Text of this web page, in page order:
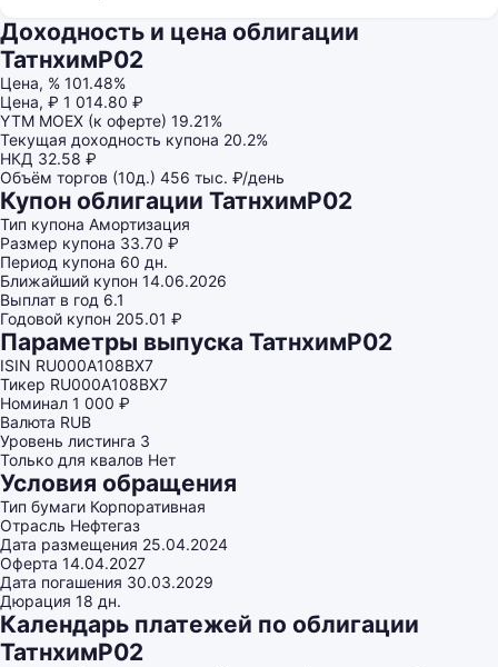
Доходность и цена облигации
ТатнхимP02
Цена, % 101.48%
Цена, ₽ 1 014.80 ₽
YTM MOEX (к оферте) 19.21%
Текущая доходность купона 20.2%
НКД 32.58 ₽
Объём торгов (10д.) 456 тыс. ₽/день
Купон облигации ТатнхимP02
Тип купона Амортизация
Размер купона 33.70 ₽
Период купона 60 дн.
Ближайший купон 14.06.2026
Выплат в год 6.1
Годовой купон 205.01 ₽
Параметры выпуска ТатнхимP02
ISIN RU000A108BX7
Тикер RU000A108BX7
Номинал 1 000 ₽
Валюта RUB
Уровень листинга 3
Только для квалов Нет
Условия обращения
Тип бумаги Корпоративная
Отрасль Нефтегаз
Дата размещения 25.04.2024
Оферта 14.04.2027
Дата погашения 30.03.2029
Дюрация 18 дн.
Календарь платежей по облигации
ТатнхимP02